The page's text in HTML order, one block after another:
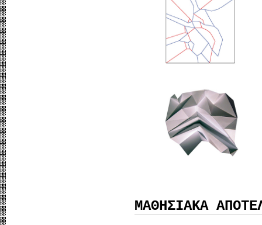
ΜΑΘΗΣΙΑΚΑ